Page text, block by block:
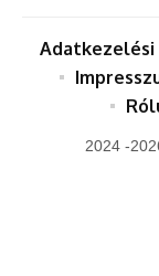
2024 -